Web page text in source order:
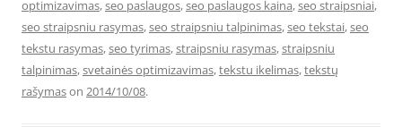
optimizavimas,seo paslaugos,seo paslaugos kaina,seo straipsniai,
seo straipsniu rasymas,seo straipsniu talpinimas,seo tekstai,seo
tekstu rasymas,seo tyrimas,straipsniu rasymas,straipsniu
talpinimas,svetainės optimizavimas,tekstu ikelimas,tekstų
rašymason 2014/10/08.